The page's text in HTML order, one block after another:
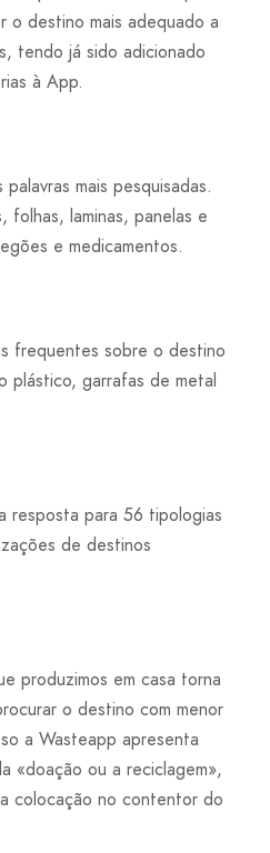
o destino mais adequado a
tendo já sido adicionado
à App.
mais pesquisadas.
folhas, laminas, panelas e
e medicamentos.
frequentes sobre o destino
plástico, garrafas de metal
resposta para 56 tipologias
de destinos
produzimos em casa torna
o destino com menor
a Wasteapp apresenta
«doação ou a reciclagem»,
colocação no contentor do